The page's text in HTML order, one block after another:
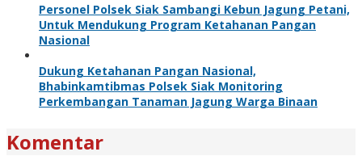
Personel Polsek Siak Sambangi Kebun Jagung Petani,
Untuk Mendukung Program Ketahanan Pangan
Nasional
Dukung Ketahanan Pangan Nasional,
Bhabinkamtibmas Polsek Siak Monitoring
Perkembangan Tanaman Jagung Warga Binaan
Komentar